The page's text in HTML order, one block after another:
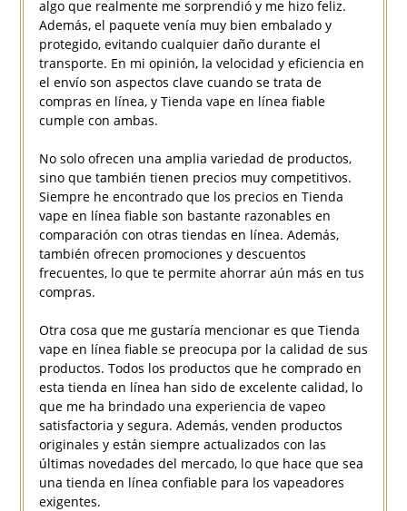
algo que realmente me sorprendió y me hizo feliz.
Además, el paquete venía muy bien embalado y
protegido, evitando cualquier daño durante el
transporte. En mi opinión, la velocidad y eficiencia en
el envío son aspectos clave cuando se trata de
compras en línea, y Tienda vape en línea fiable
cumple con ambas.
No solo ofrecen una amplia variedad de productos,
sino que también tienen precios muy competitivos.
Siempre he encontrado que los precios en Tienda
vape en línea fiable son bastante razonables en
comparación con otras tiendas en línea. Además,
también ofrecen promociones y descuentos
frecuentes, lo que te permite ahorrar aún más en tus
compras.
Otra cosa que me gustaría mencionar es que Tienda
vape en línea fiable se preocupa por la calidad de sus
productos. Todos los productos que he comprado en
esta tienda en línea han sido de excelente calidad, lo
que me ha brindado una experiencia de vapeo
satisfactoria y segura. Además, venden productos
originales y están siempre actualizados con las
últimas novedades del mercado, lo que hace que sea
una tienda en línea confiable para los vapeadores
exigentes.